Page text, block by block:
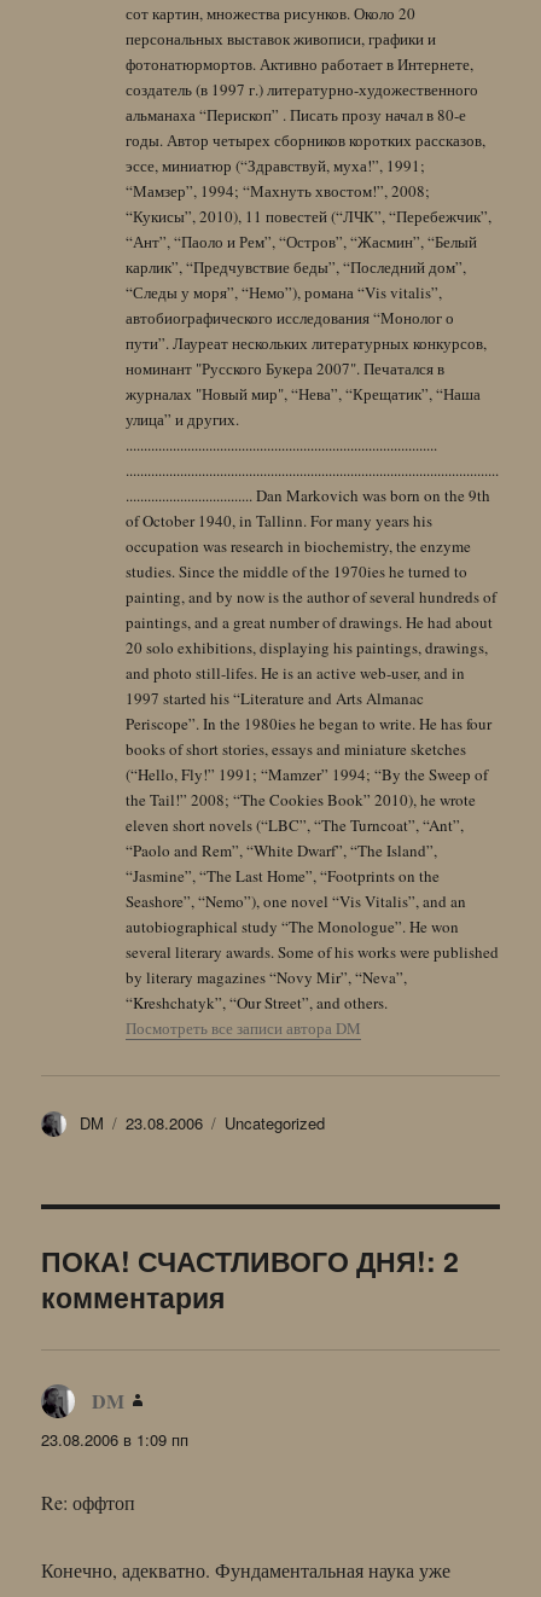
сот картин, множества рисунков. Около 20
персональных выставок живописи, графики и
фотонатюрмортов. Активно работает в Интернете,
создатель (в 1997 г.) литературно-художественного
альманаха “Перископ” . Писать прозу начал в 80-е
годы. Автор четырех сборников коротких рассказов,
эссе, миниатюр (“Здравствуй, муха!”, 1991;
“Мамзер”, 1994; “Махнуть хвостом!”, 2008;
“Кукисы”, 2010), 11 повестей (“ЛЧК”, “Перебежчик”,
“Ант”, “Паоло и Рем”, “Остров”, “Жасмин”, “Белый
карлик”, “Предчувствие беды”, “Последний дом”,
“Следы у моря”, “Немо”), романа “Vis vitalis”,
автобиографического исследования “Монолог о
пути”. Лауреат нескольких литературных конкурсов,
номинант "Русского Букера 2007". Печатался в
журналах "Новый мир", “Нева”, “Крещатик”, “Наша
улица” и других.
......................................................................................
.......................................................................................................
................................... Dan Markovich was born on the 9th
of October 1940, in Tallinn. For many years his
occupation was research in biochemistry, the enzyme
studies. Since the middle of the 1970ies he turned to
painting, and by now is the author of several hundreds of
paintings, and a great number of drawings. He had about
20 solo exhibitions, displaying his paintings, drawings,
and photo still-lifes. He is an active web-user, and in
1997 started his “Literature and Arts Almanac
Periscope”. In the 1980ies he began to write. He has four
books of short stories, essays and miniature sketches
(“Hello, Fly!” 1991; “Mamzer” 1994; “By the Sweep of
the Tail!” 2008; “The Cookies Book” 2010), he wrote
eleven short novels (“LBC”, “The Turncoat”, “Ant”,
“Paolo and Rem”, “White Dwarf”, “The Island”,
“Jasmine”, “The Last Home”, “Footprints on the
Seashore”, “Nemo”), one novel “Vis Vitalis”, and an
autobiographical study “The Monologue”. He won
several literary awards. Some of his works were published
by literary magazines “Novy Mir”, “Neva”,
“Kreshchatyk”, “Our Street”, and others.
Посмотреть все записи автора DM
Автор
DM Опубликовано
23.08.2006 Рубрики
Uncategorized
ПОКА! СЧАСТЛИВОГО ДНЯ!: 2
комментария
DM
23.08.2006 в 1:09 пп
Re: оффтоп
Конечно, адекватно. Фундаментальная наука уже